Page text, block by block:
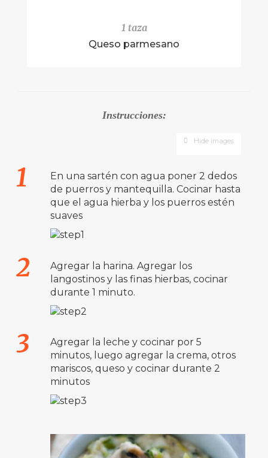
1 taza
Queso parmesano
Instrucciones:
Hide images
En una sartén con agua poner 2 dedos
de puerros y mantequilla. Cocinar hasta
que el agua hierba y los puerros estén
suaves
Agregar la harina. Agregar los
langostinos y las finas hierbas, cocinar
durante 1 minuto.
Agregar la leche y cocinar por 5
minutos, luego agregar la crema, otros
mariscos, queso y cocinar durante 2
minutos